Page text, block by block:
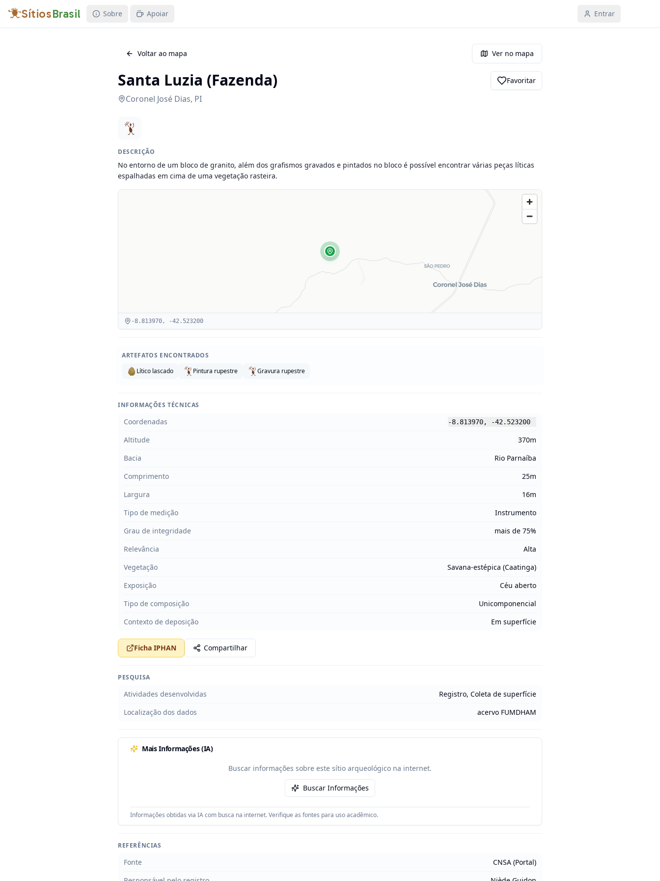
SítiosBrasil Sobre Apoiar Entrar
Voltar ao mapa Ver no mapa
Santa Luzia (Fazenda)
Coronel José Dias, PI
Favoritar
DESCRIÇÃO
No entorno de um bloco de granito, além dos grafismos gravados e pintados no bloco é possível encontrar várias peças líticas
espalhadas em cima de uma vegetação rasteira.
-8.813970, -42.523200
ARTEFATOS ENCONTRADOS
Lítico lascado
Pintura rupestre Gravura rupestre
INFORMAÇÕES TÉCNICAS
Coordenadas -8.813970, -42.523200
Altitude
370m
Bacia
Rio Parnaíba
Comprimento
25m
Largura
16m
Tipo de medição
Instrumento
Grau de integridade
mais de 75%
Relevância
Alta
Vegetação
Savana-estépica (Caatinga)
Exposição
Céu aberto
Tipo de composição
Unicomponencial
Contexto de deposição
Em superfície
Ficha IPHAN Compartilhar
PESQUISA
Atividades desenvolvidas
Registro, Coleta de superfície
Localização dos dados
acervo FUMDHAM
Mais Informações (IA)
Buscar informações sobre este sítio arqueológico na internet.
Buscar Informações
Informações obtidas via IA com busca na internet. Verifique as fontes para uso acadêmico.
REFERÊNCIAS
Fonte
CNSA (Portal)